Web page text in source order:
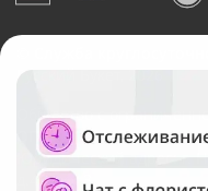
Служба
Русский Букет, 2026
Общество с
ОГРН: 1195476081745,
Юридический адрес: г.
д.42, оф. 3